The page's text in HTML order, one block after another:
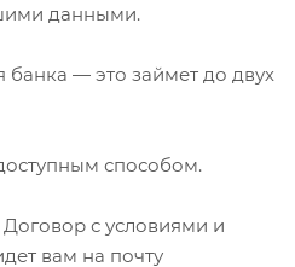
данными.
банка — это займет до двух
способом.
с условиями и
вам на почту